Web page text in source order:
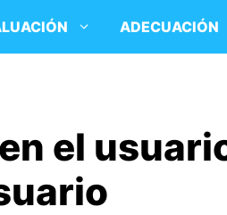
ADECUACIÓN
el